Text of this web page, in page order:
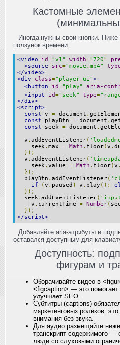
Кастомные
Иногда нужны свои кнопки.
ползунок времени.
<video id="v1" width="720"
<source
src="movie.mp4" type
</video>
<div
class="player-ui">
<button
id="play" aria-
<input
id="seek" type=
</div>
<script>
const v = document .
const playBtn = document .
const seek = document .
v . addEventListener(
seek. max = Math . floor( v .
});
v . addEventListener(
seek. value = Math . floor( v .
});
playBtn . addEventListener(
if
( v . paused ) v . play ();
});
seek. addEventListener(
v . currentTime = Number(
});
</script>
Добавляйте aria‑атрибуты и
оставался доступным для
Доступность:
фигурам и
Оборачивайте видео в
<figcaption> — это
улучшает SEO.
Субтитры (captions)
маркетинговых роликов:
внимания без звука.
Для аудио размещайте ниже
транскрипт содержимого —
люди со слуховыми